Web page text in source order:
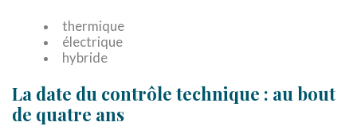
thermique
électrique
hybride
La date du contrôle technique : au bout
de quatre ans